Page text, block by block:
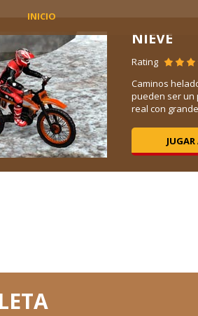
INICIO
NIEVE
Rating
Caminos
pueden ser un
real con